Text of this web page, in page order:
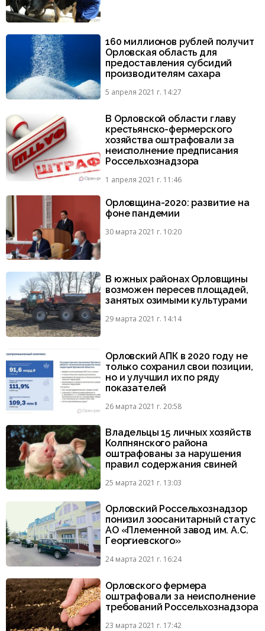
160 миллионов рублей получит
Орловская область для
предоставления субсидий
производителям сахара
5 апреля 2021 г. 14:27
В Орловской области главу
крестьянско-фермерского
хозяйства оштрафовали за
неисполнение предписания
Россельхознадзора
1 апреля 2021 г. 11:46
Орловщина-2020: развитие на
фоне пандемии
30 марта 2021 г. 10:20
В южных районах Орловщины
возможен пересев площадей,
занятых озимыми культурами
29 марта 2021 г. 14:14
Орловский АПК в 2020 году не
только сохранил свои позиции,
но и улучшил их по ряду
показателей
26 марта 2021 г. 20:58
Владельцы 15 личных хозяйств
Колпнянского района
оштрафованы за нарушения
правил содержания свиней
25 марта 2021 г. 13:03
Орловский Россельхознадзор
понизил зоосанитарный статус
АО «Племенной завод им. А.С.
Георгиевского»
24 марта 2021 г. 16:24
Орловского фермера
оштрафовали за неисполнение
требований Россельхознадзора
23 марта 2021 г. 17:42